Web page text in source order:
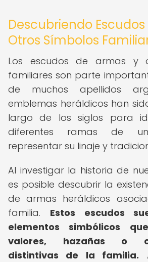
Descubriendo
Otros Símbolos
Los escudos de armas y
familiares son parte
de muchos apellidos
emblemas heráldicos han
largo de los siglos para
diferentes ramas de
representar su linaje y
Al investigar la historia de
es posible descubrir la
de armas heráldicos
familia. Estos escudos
elementos simbólicos
valores, hazañas o
distintivas de la familia.